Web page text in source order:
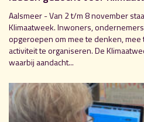
Aalsmeer - Van 2 t/m 8 november
Klimaatweek. Inwoners,
opgeroepen om mee te denken,
activiteit te organiseren. De
waarbij aandacht...